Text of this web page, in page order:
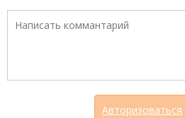
Авторизоваться